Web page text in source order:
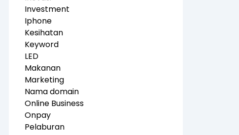
Investment
Iphone
Kesihatan
Keyword
LED
Makanan
Marketing
Nama domain
Online Business
Onpay
Pelaburan